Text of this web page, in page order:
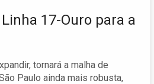
17-Ouro para a
tornará a malha de
Paulo ainda mais robusta,